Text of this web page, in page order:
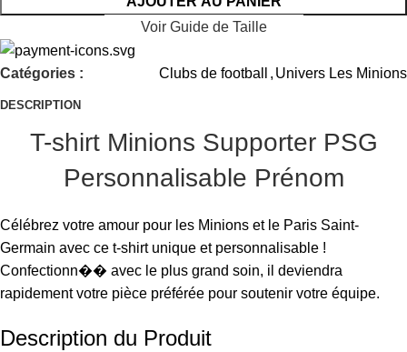
Voir Guide de Taille
Catégories : Clubs de football , Univers Les Minions
DESCRIPTION
T-shirt Minions Supporter PSG
Personnalisable Prénom
Célébrez votre amour pour les Minions et le Paris Saint-
Germain avec ce t-shirt unique et personnalisable !
Confectionn�� avec le plus grand soin, il deviendra
rapidement votre pièce préférée pour soutenir votre équipe.
Description du Produit